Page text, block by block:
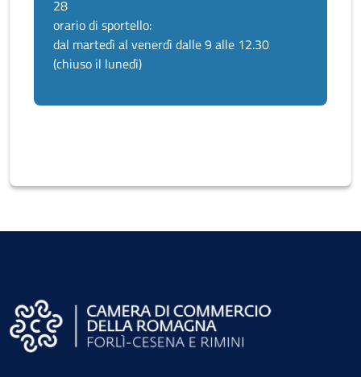
28
orario di sportello:
dal martedì al venerdì dalle 9 alle 12.30
(chiuso il lunedì)